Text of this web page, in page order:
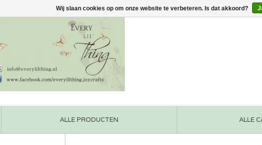
ALLE PRODUCTEN ALLE
Wij slaan cookies op om onze website te verbeteren. Is dat akkoord?